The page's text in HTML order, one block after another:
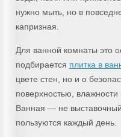
нужно мыть, но в
капризная.
Для ванной комнаты это
подбирается плитка в
цвете стен, но и о
поверхностью, влажности
Ванная — не
пользуются каждый день.